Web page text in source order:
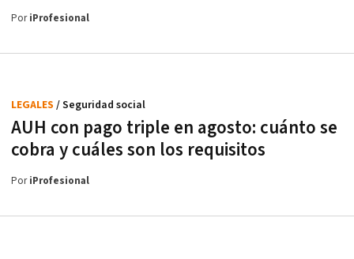
PoriProfesional
AUH con pago triple en agosto: cuánto se
cobra y cuáles son los requisitos
LEGALES / Seguridad social
PoriProfesional